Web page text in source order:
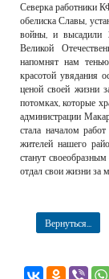
Северка работники
обелиска Славы,
войны, и высадили
Великой
напомнят нам
красотой увядания
ценой своей жизни
потомках, которые
администрации
стала началом
жителей нашего
станут
отдал свои жизни за
Вернуться...